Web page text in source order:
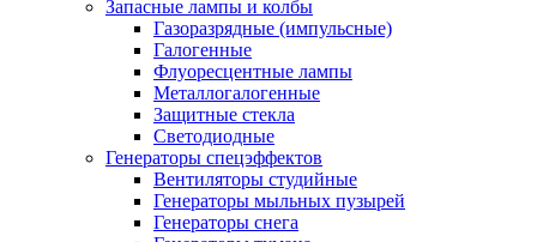
Запасные лампы и колбы
Газоразрядные (импульсные)
Галогенные
Флуоресцентные лампы
Металлогалогенные
Защитные стекла
Светодиодные
Генераторы спецэффектов
Вентиляторы студийные
Генераторы мыльных пузырей
Генераторы снега